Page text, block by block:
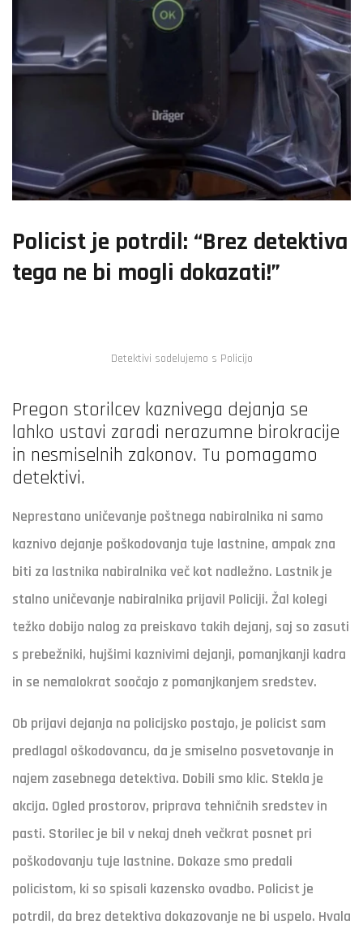
Policist je potrdil: “Brez detektiva
tega ne bi mogli dokazati!”
Detektivi sodelujemo s Policijo
Pregon storilcev kaznivega dejanja se
lahko ustavi zaradi nerazumne birokracije
in nesmiselnih zakonov. Tu pomagamo
detektivi.
Neprestano uničevanje poštnega nabiralnika ni samo
kaznivo dejanje poškodovanja tuje lastnine, ampak zna
biti za lastnika nabiralnika več kot nadležno. Lastnik je
stalno uničevanje nabiralnika prijavil Policiji. Žal kolegi
težko dobijo nalog za preiskavo takih dejanj, saj so zasuti
s prebežniki, hujšimi kaznivimi dejanji, pomanjkanji kadra
in se nemalokrat soočajo z pomanjkanjem sredstev.
Ob prijavi dejanja na policijsko postajo, je policist sam
predlagal oškodovancu, da je smiselno posvetovanje in
najem zasebnega detektiva. Dobili smo klic. Stekla je
akcija. Ogled prostorov, priprava tehničnih sredstev in
pasti. Storilec je bil v nekaj dneh večkrat posnet pri
poškodovanju tuje lastnine. Dokaze smo predali
policistom, ki so spisali kazensko ovadbo. Policist je
potrdil, da brez detektiva dokazovanje ne bi uspelo. Hvala